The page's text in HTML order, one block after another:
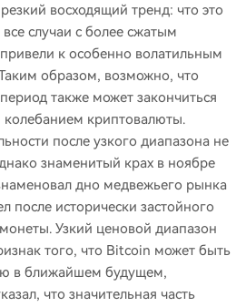
восходящий тренд: что это
случаи с более сжатым
к особенно волатильным
образом, возможно, что
также может закончиться
колебанием криптовалюты.
после узкого диапазона не
знаменитый крах в ноябре
дно медвежьего рынка
после исторически застойного
Узкий ценовой диапазон
того, что Bitcoin может быть
в ближайшем будущем,
что значительная часть